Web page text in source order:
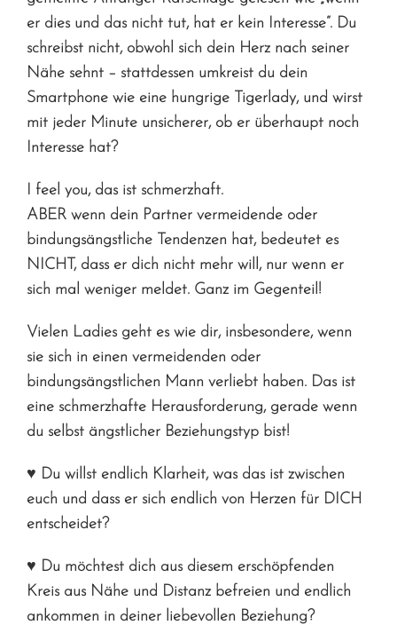
er dies und das nicht tut, hat er kein Interesse“. Du
schreibst nicht, obwohl sich dein Herz nach seiner
Nähe sehnt – stattdessen umkreist du dein
Smartphone wie eine hungrige Tigerlady, und wirst
mit jeder Minute unsicherer, ob er überhaupt noch
Interesse hat?
I feel you, das ist schmerzhaft.
ABER wenn dein Partner vermeidende oder
bindungsängstliche Tendenzen hat, bedeutet es
NICHT, dass er dich nicht mehr will, nur wenn er
sich mal weniger meldet. Ganz im Gegenteil!
Vielen Ladies geht es wie dir, insbesondere, wenn
sie sich in einen vermeidenden oder
bindungsängstlichen Mann verliebt haben. Das ist
eine schmerzhafte Herausforderung, gerade wenn
du selbst ängstlicher Beziehungstyp bist!
♥ Du willst endlich Klarheit, was das ist zwischen
euch und dass er sich endlich von Herzen für DICH
entscheidet?
♥ Du möchtest dich aus diesem erschöpfenden
Kreis aus Nähe und Distanz befreien und endlich
ankommen in deiner liebevollen Beziehung?